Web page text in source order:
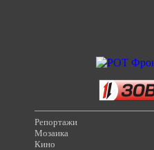
Репортажи
Мозаика
Кино